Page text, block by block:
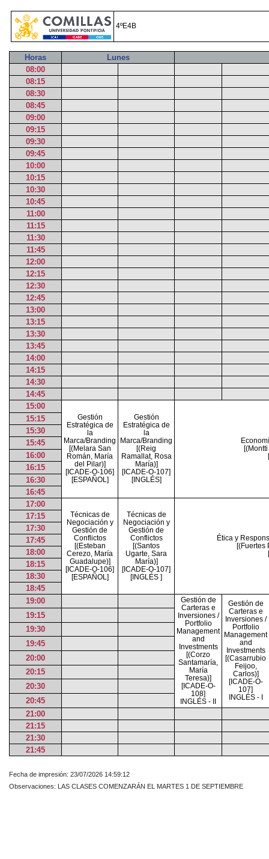
4ºE4B
Horas
Lunes
08:00
08:15
08:30
08:45
09:00
09:15
09:30
09:45
10:00
10:15
10:30
10:45
11:00
11:15
11:30
11:45
12:00
12:15
12:30
12:45
13:00
13:15
13:30
13:45
14:00
14:15
14:30
14:45
15:00
Gestión
Estratégica de
la
Marca/Branding
[(Melara San
Román, María
del Pilar)]
[ICADE-O-106]
[ESPAÑOL]
Gestión
Estratégica de
la
Marca/Branding
[(Reig
Ramallat, Rosa
María)]
[ICADE-O-107]
[INGLÉS]
15:15
15:30
15:45
16:00
16:15
16:30
16:45
17:00
Técnicas de
Negociación y
Gestión de
Conflictos
[(Esteban
Cerezo, María
Guadalupe)]
[ICADE-O-106]
[ESPAÑOL]
Técnicas de
Negociación y
Gestión de
Conflictos
[(Santos
Ugarte, Sara
María)]
[ICADE-O-107]
[INGLÉS ]
Ética y
[(Fuertes
17:15
17:30
17:45
18:00
18:15
18:30
18:45
19:00
Gestión de
Carteras e
Inversiones /
Portfolio
Management
and
Investments
[(Corzo
Santamaría,
María
Teresa)]
[ICADE-O-
108]
INGLÉS - II
Gestión de
Carteras e
Inversiones /
Portfolio
Management
and
Investments
[(Casarrubio
Feijoo,
Carlos)]
[ICADE-O-
107]
INGLÉS - I
19:15
19:30
19:45
20:00
20:15
20:30
20:45
21:00
21:15
21:30
21:45
Fecha de impresión: 23/07/2026 14:59:12
Observaciones: LAS CLASES COMENZARÁN EL MARTES 1 DE SEPTIEMBRE